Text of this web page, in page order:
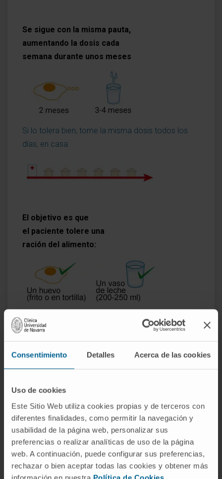
Consentimiento Detalles Acerca de las cookies
Uso de cookies
Este Sitio Web utiliza cookies propias y de terceros con
diferentes finalidades, como permitir la navegación y
usabilidad de la página web, personalizar sus
preferencias o realizar analíticas de uso de la página
web. A continuación, puede configurar sus preferencias,
rechazar o bien aceptar todas las cookies y obtener más
Se sigue con la misma pauta,
aumentando la dosis cada
semana durante unos meses
Si lo tolera bien, tome la misma dosis todos los
días, en casa.
El objetivo es que
el paciente tolere una
ración del alimento:
Sigue tomando el
alimento para mantener